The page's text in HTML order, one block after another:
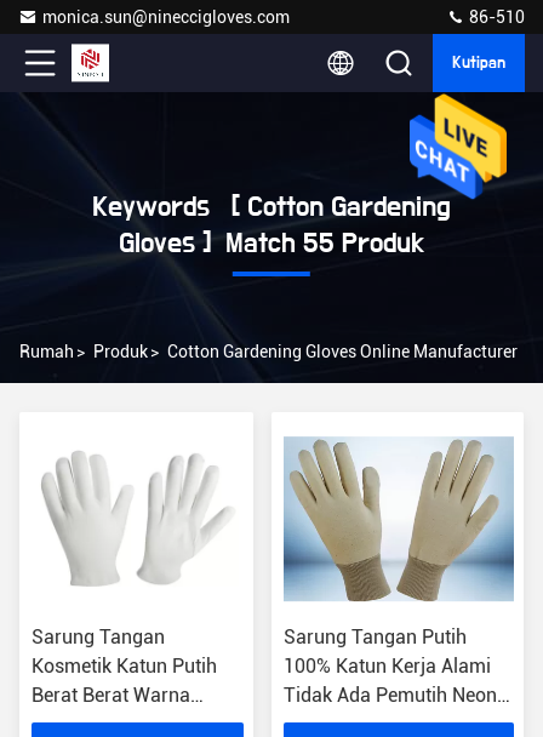
monica.sun@nineccigloves.com 86-510
Kutipan
Keywords [ Cotton Gardening
Gloves ] Match 55 Produk
Rumah > Produk> Cotton Gardening Gloves Online Manufacturer
Sarung Tangan
Kosmetik Katun Putih
Berat Berat Warna
Disesuaikan Desain
Sarung Tangan Putih
100% Katun Kerja Alami
Tidak Ada Pemutih Neon
Ditambahkan